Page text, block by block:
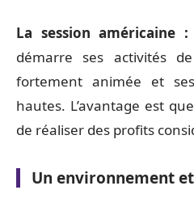
La session américaine :
démarre ses activités
fortement animée et
hautes. L’avantage est
de réaliser des profits
Un environnement